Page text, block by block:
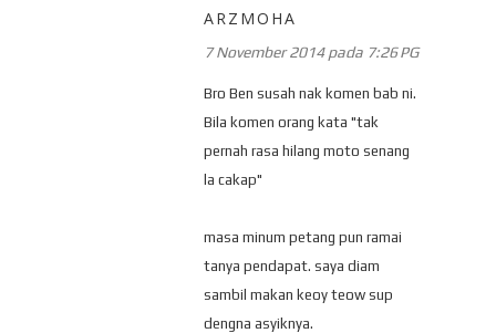
ARZMOHA
7 November 2014 pada 7:26 PG
Bro Ben susah nak komen bab ni.
Bila komen orang kata "tak
pernah rasa hilang moto senang
la cakap"
masa minum petang pun ramai
tanya pendapat. saya diam
sambil makan keoy teow sup
dengna asyiknya.